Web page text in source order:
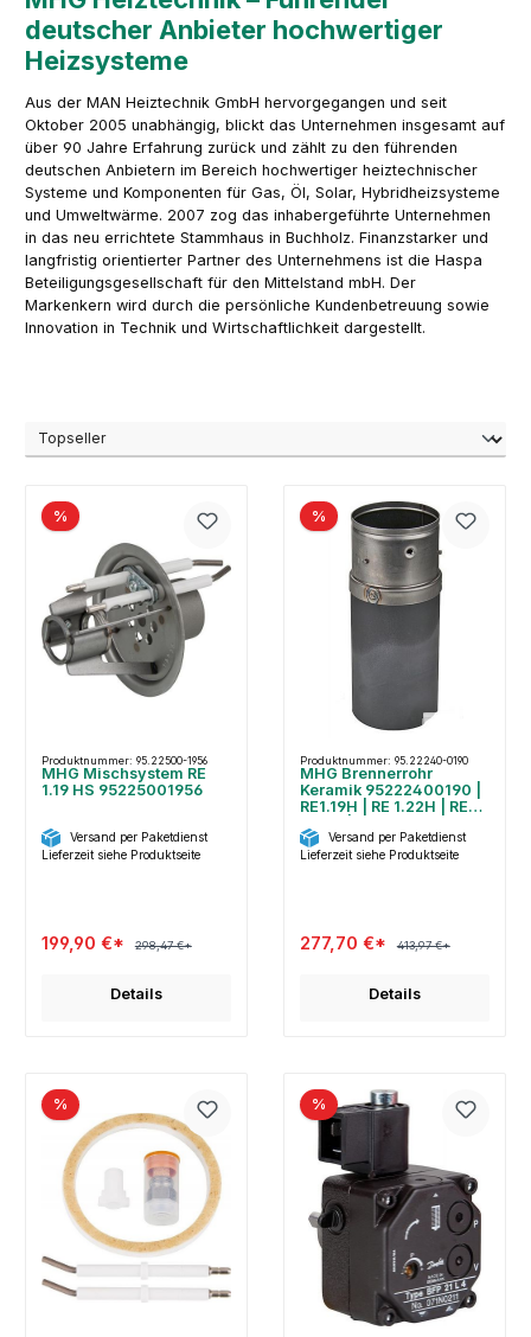
deutscher Anbieter hochwertiger
Heizsysteme
Aus der MAN Heiztechnik GmbH hervorgegangen und seit
Oktober 2005 unabhängig, blickt das Unternehmen insgesamt auf
über 90 Jahre Erfahrung zurück und zählt zu den führenden
deutschen Anbietern im Bereich hochwertiger heiztechnischer
Systeme und Komponenten für Gas, Öl, Solar, Hybridheizsysteme
und Umweltwärme. 2007 zog das inhabergeführte Unternehmen
in das neu errichtete Stammhaus in Buchholz. Finanzstarker und
langfristig orientierter Partner des Unternehmens ist die Haspa
Beteiligungsgesellschaft für den Mittelstand mbH. Der
Markenkern wird durch die persönliche Kundenbetreuung sowie
Innovation in Technik und Wirtschaftlichkeit dargestellt.
%
Produktnummer: 95.22500-1956
MHG Mischsystem RE
1.19 HS 95225001956
Versand per Paketdienst
Lieferzeit siehe Produktseite
199,90 €* 298,47 €*
Details
%
Produktnummer: 95.22240-0190
MHG Brennerrohr
Keramik 95222400190 |
RE1.19H | RE 1.22H | RE
Versand per Paketdienst
Lieferzeit siehe Produktseite
277,70 €* 413,97 €*
Details
% %